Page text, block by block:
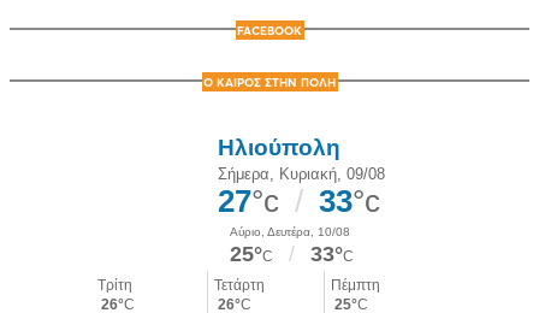
FACEBOOK
Ο ΚΑΙΡΟΣ ΣΤΗΝ ΠΟΛΗ